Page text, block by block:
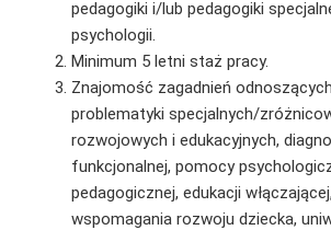
pedagogiki i/lub pedagogiki
psychologii.
Minimum 5 letni staż pracy.
Znajomość zagadnień
problematyki specjalnych/
rozwojowych i edukacyjnych,
funkcjonalnej, pomocy
pedagogicznej, edukacji
wspomagania rozwoju dziecka,